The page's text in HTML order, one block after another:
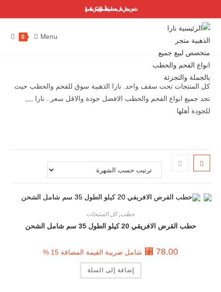
شحن مجاني على معظم منتجاتنا ..أسعارنا لا يمكن منافستها
0 Menu
كل المنتجات تحت سقف واحد. نارا الذهبية سوق للفحم والحطب حيث
تجد جميع انواع الفحم والحطب الافضل جودة والاقل سعر.. نارا ,,,,
للجودة أهلها
حطب,كل المنتجات
حطب القرض الافريقي 20 كيلو الطول 35 سم شامل الشحن
⃁ 78.00 شامل ضريبة القيمة المضافة 15 %
إضافة إلى السلة